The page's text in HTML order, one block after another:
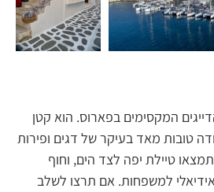
המקסימים בפארוס. הוא קטן
טובות מאד בעיקר של דגים ופירות
טיילת יפה לצד הים, וחוף
למשפחות. אם תרצו לשלב